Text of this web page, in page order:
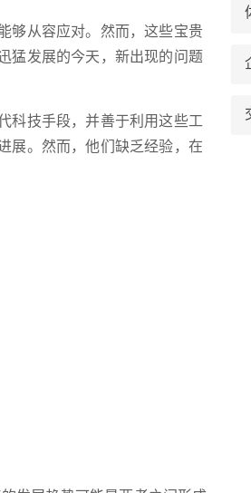
够从容应对。然而，这些宝贵
猛发展的今天，新出现的问题
科技手段，并善于利用这些工
展。然而，他们缺乏经验，在